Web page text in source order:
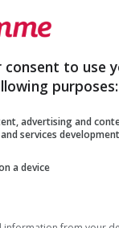
to use
purposes:
advertising and
services development
a device